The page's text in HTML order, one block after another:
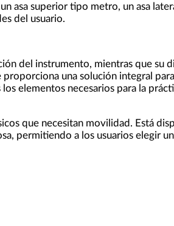
asa superior tipo metro, un asa
del usuario.
del instrumento, mientras que su
una solución integral
elementos necesarios para la
que necesitan movilidad. Está
permitiendo a los usuarios elegir